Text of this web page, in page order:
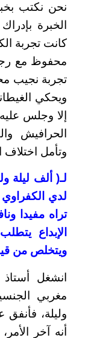
نحن نكتب
الخبرة
كانت تجربة
محفوظ مع
تجربة نجيب
ويحكي
إلا وجلس
الحرافيش
وتأمل اختلاف
لـ( ألف ليلة
لدي الكفراوي
تراه مفيدا
الإبداع
ويتخلص من
انشغل أستاذ
مغربي
وليلة،
أنه آخر